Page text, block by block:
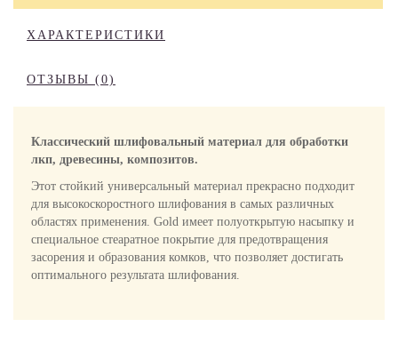
ХАРАКТЕРИСТИКИ
ОТЗЫВЫ (0)
Классический шлифовальный материал для обработки
лкп, древесины, композитов.
Этот стойкий универсальный материал прекрасно подходит
для высокоскоростного шлифования в самых различных
областях применения. Gold имеет полуоткрытую насыпку и
специальное стеаратное покрытие для предотвращения
засорения и образования комков, что позволяет достигать
оптимального результата шлифования.